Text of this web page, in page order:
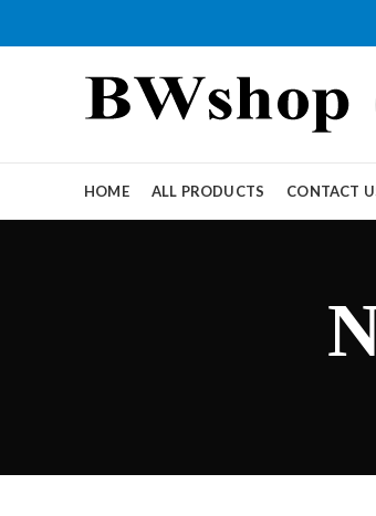
HOME ALL PRODUCTS CONTACT